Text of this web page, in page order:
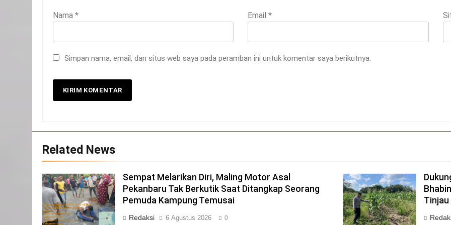
Nama * Email*
Simpan nama, email, dan situs web saya pada peramban ini untuk komentar saya berikutnya.
Related News
Sempat Melarikan Diri, Maling Motor Asal
Pekanbaru Tak Berkutik Saat Ditangkap Seorang
Pemuda Kampung Temusai
Redaksi 6 Agustus 2026 0
Tinjau
IKLAN
Iklan Pemerintah Kabupaten
NORMAN SILITONGA CALEG
DPRD PROVINSI DKI JAKARTA
IKLAN
23
NURGARAHA HARPAL NOVTEN,
SH CALON ANGGOTA DPRD